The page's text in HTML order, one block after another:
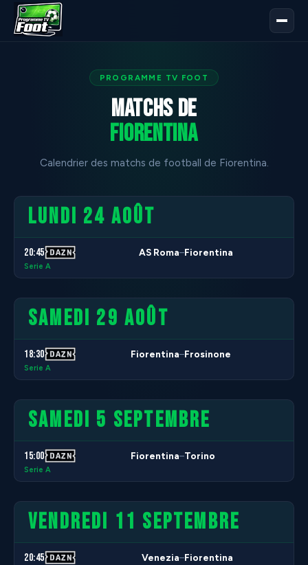
PROGRAMME TV FOOT
Matchs de
Fiorentina
Calendrier des matchs de football de Fiorentina.
LUNDI 24 AOÛT
20:45 AS Roma–Fiorentina
Serie A
SAMEDI 29 AOÛT
18:30 Fiorentina–Frosinone
Serie A
SAMEDI 5 SEPTEMBRE
15:00 Fiorentina–Torino
Serie A
VENDREDI 11 SEPTEMBRE
20:45 Venezia–Fiorentina